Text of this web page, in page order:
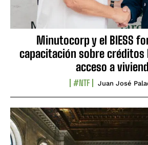
Minutocorp y el BIESS
capacitación sobre créditos
acceso a
#NTF Juan José